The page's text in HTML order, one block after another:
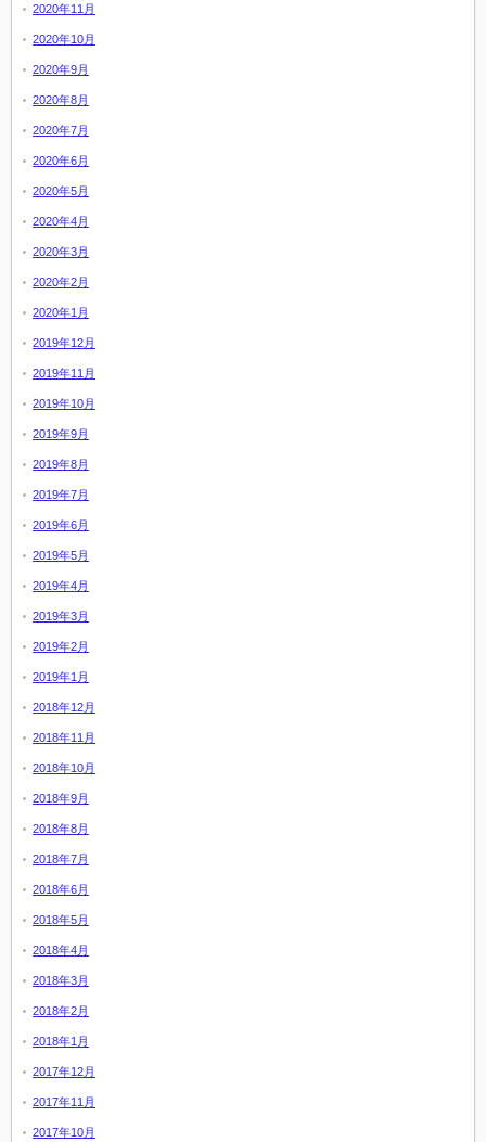
2020年11月
2020年10月
2020年9月
2020年8月
2020年7月
2020年6月
2020年5月
2020年4月
2020年3月
2020年2月
2020年1月
2019年12月
2019年11月
2019年10月
2019年9月
2019年8月
2019年7月
2019年6月
2019年5月
2019年4月
2019年3月
2019年2月
2019年1月
2018年12月
2018年11月
2018年10月
2018年9月
2018年8月
2018年7月
2018年6月
2018年5月
2018年4月
2018年3月
2018年2月
2018年1月
2017年12月
2017年11月
2017年10月